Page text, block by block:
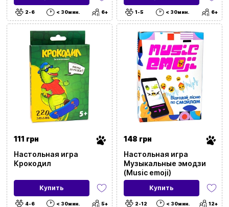
2-6 < 30мин. 6+ 1-5 < 30мин. 6+
111 грн
Настольная игра
Крокодил
Купить
4-6 < 30мин. 5+
148 грн
Настольная игра
Музыкальные эмодзи
(Music emoji)
Купить
2-12 < 30мин. 12+